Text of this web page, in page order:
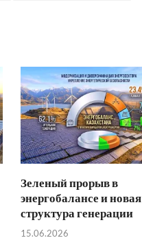
Зеленый прорыв в
энергобалансе и новая
структура генерации
15.06.2026